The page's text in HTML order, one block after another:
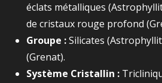
éclats métalliques
de cristaux rouge profond
Groupe :Silicates
(Grenat).
Système Cristallin :